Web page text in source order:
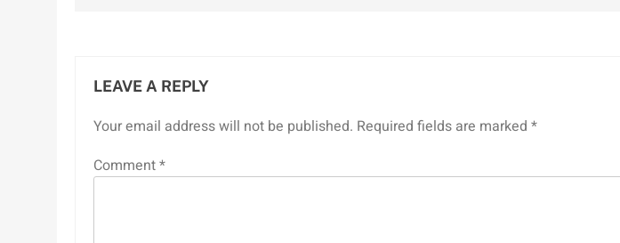
LEAVE A REPLY
Your email address will not be published. Required fields are marked *
Comment*